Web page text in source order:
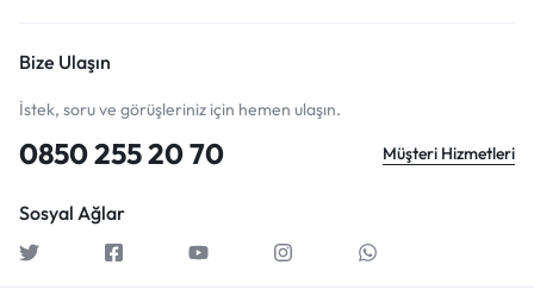
Bize Ulaşın
İstek, soru ve görüşleriniz için hemen ulaşın.
0850 255 20 70 Müşteri Hizmetleri
Sosyal Ağlar